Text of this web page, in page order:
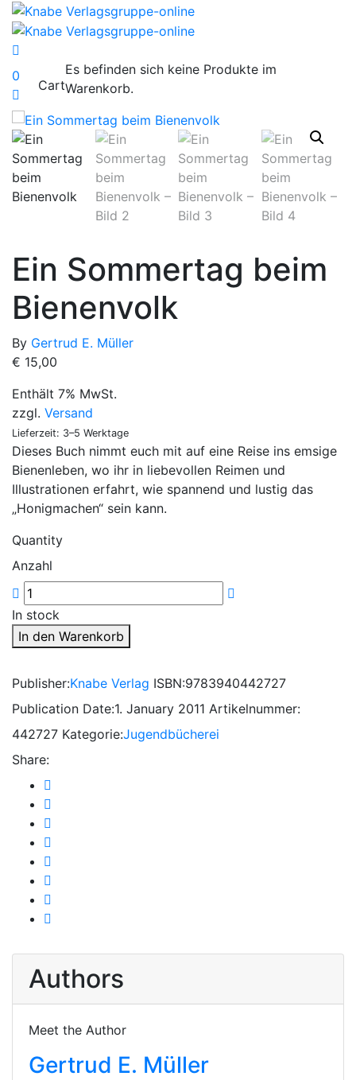
0
Cart
Es befinden sich keine Produkte im
Warenkorb.
Ein Sommertag beim
Bienenvolk
By Gertrud E. Müller
€ 15,00
Enthält 7% MwSt.
zzgl. Versand
Lieferzeit: 3–5 Werktage
Dieses Buch nimmt euch mit auf eine Reise ins emsige
Bienenleben, wo ihr in liebevollen Reimen und
Illustrationen erfahrt, wie spannend und lustig das
„Honigmachen“ sein kann.
Quantity
Anzahl
In stock
In den Warenkorb
Publisher:Knabe Verlag ISBN:9783940442727
Publication Date:1. January 2011 Artikelnummer:
442727 Kategorie:Jugendbücherei
Share:
Authors
Meet the Author
Gertrud E. Müller